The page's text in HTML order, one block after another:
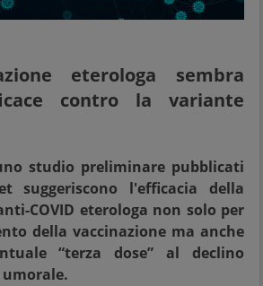
eterologa sembra
contro la variante
studio preliminare pubblicati
suggeriscono l'efficacia della
COVID eterologa non solo per
della vaccinazione ma anche
“terza dose” al declino